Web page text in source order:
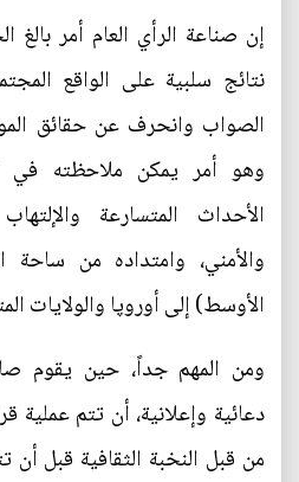
إن صناعة الرأي العام أمر بالغ
نتائج سلبية على الواقع
الصواب وانحرف عن حقائق
وهو أمر يمكن ملاحظته في
الأحداث المتسارعة
والأمني، وامتداده من ساحة
الأوسط) إلى أوروپا والولايات
ومن المهم جداً، حين يقوم
دعائية وإعلانية، أن تتم
من قبل النخبة الثقافية قبل أن